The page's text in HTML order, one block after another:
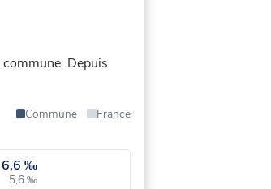
Depuis
Commune
France
6,6 ‰
5,6 ‰